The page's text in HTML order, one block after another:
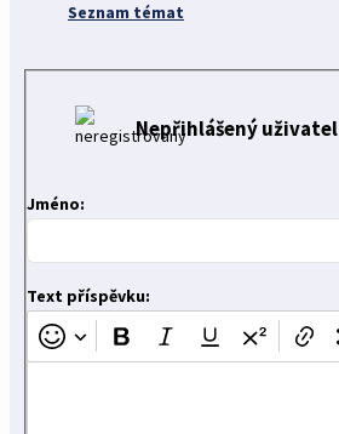
Seznam témat
Nepřihlášený uživatel
Jméno:
Text příspěvku: